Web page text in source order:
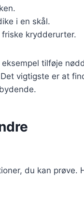
i en skål.
krydderurter.
tilføje
vigtigste er at
du kan prøve.